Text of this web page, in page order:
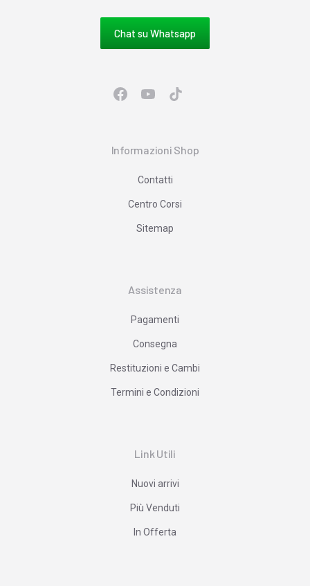
Chat su Whatsapp
Informazioni Shop
Contatti
Centro Corsi
Sitemap
Assistenza
Pagamenti
Consegna
Restituzioni e Cambi
Termini e Condizioni
Link Utili
Nuovi arrivi
Più Venduti
In Offerta